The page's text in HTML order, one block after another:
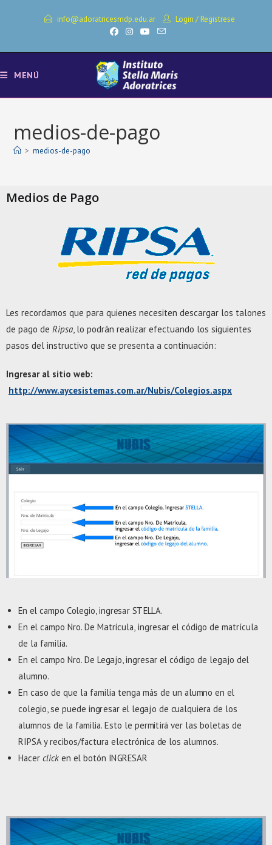
info@adoratricesmdp.edu.ar Login / Registrese
MENÚ
medios-de-pago
> medios-de-pago
Medios de Pago
Les recordamos que para quienes necesiten descargar los talones
de pago de Ripsa, lo podrán realizar efectuando los siguientes
pasos del instructivo que se presenta a continuación:
Ingresar al sitio web:
http://www.aycesistemas.com.ar/Nubis/Colegios.aspx
En el campo Colegio,ingresar STELLA.
En el campo Nro. De Matrícula, ingresar el código de matrícula
de la familia.
En el campo Nro. De Legajo,ingresar el código de legajo del
alumno.
En caso de que la familia tenga más de un alumno en el
colegio,se puede ingresar el legajo de cualquierade los
alumnos de la familia. Esto le permitiráver las boletas de
RIPSA yrecibos/factura electrónica de losalumnos.
Hacer clicken elbotón INGRESAR